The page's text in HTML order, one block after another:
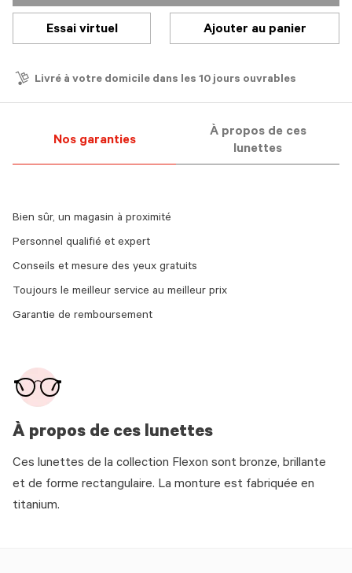
Essai virtuel Ajouter au panier
Livré à votre domicile dans les 10 jours ouvrables
Nos garanties
À propos de ces
lunettes
À propos de ces lunettes
Ces lunettes de la collection Flexon sont bronze, brillante
et de forme rectangulaire. La monture est fabriquée en
titanium.
Bien sûr, un magasin à proximité
Personnel qualifié et expert
Conseils et mesure des yeux gratuits
Toujours le meilleur service au meilleur prix
Garantie de remboursement